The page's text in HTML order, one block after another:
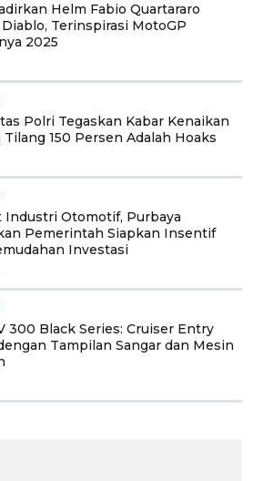
Helm Fabio Quartararo
Terinspirasi MotoGP
2025
Polri Tegaskan Kabar Kenaikan
Tilang 150 Persen Adalah Hoaks
Industri Otomotif, Purbaya
Pemerintah Siapkan Insentif
Investasi
300 Black Series: Cruiser Entry
Tampilan Sangar dan Mesin